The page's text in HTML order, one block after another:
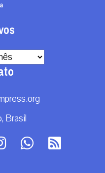
Brasil